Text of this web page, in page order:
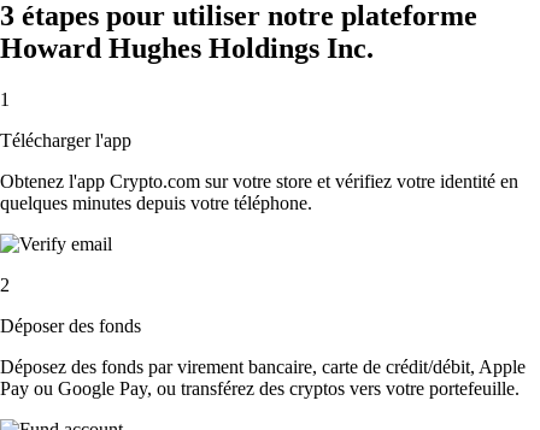
3 étapes pour utiliser notre plateforme
Howard Hughes Holdings Inc.
1
Télécharger l'app
Obtenez l'app Crypto.com sur votre store et vérifiez votre identité en
quelques minutes depuis votre téléphone.
2
Déposer des fonds
Déposez des fonds par virement bancaire, carte de crédit/débit, Apple
Pay ou Google Pay, ou transférez des cryptos vers votre portefeuille.